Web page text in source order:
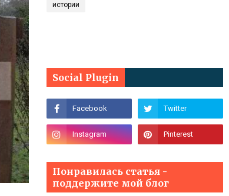
истории
Social Plugin
Понравилась статья -
поддержите мой блог